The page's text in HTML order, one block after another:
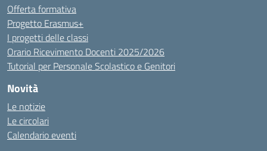
Offerta formativa
Progetto Erasmus+
I progetti delle classi
Orario Ricevimento Docenti 2025/2026
Tutorial per Personale Scolastico e Genitori
Novità
Le notizie
Le circolari
Calendario eventi